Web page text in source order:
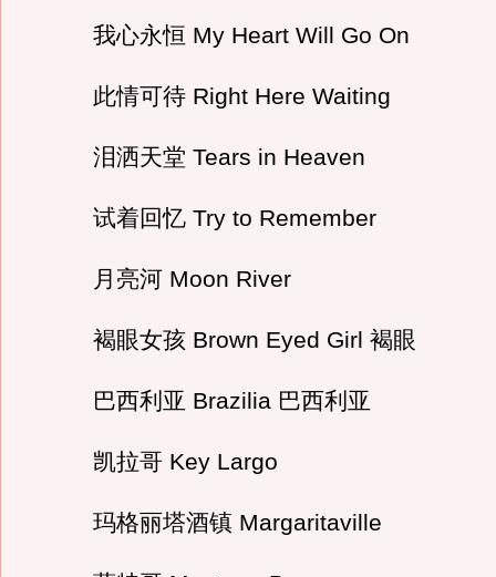
我心永恒 My Heart Will Go On
此情可待 Right Here Waiting
泪洒天堂 Tears in Heaven
试着回忆 Try to Remember
月亮河 Moon River
褐眼女孩 Brown Eyed Girl 褐眼
巴西利亚 Brazilia 巴西利亚
凯拉哥 Key Largo
玛格丽塔酒镇 Margaritaville